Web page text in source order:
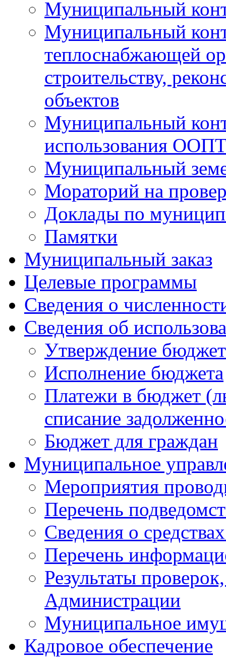
Муниципальный
Муниципальный
теплоснабжающей
строительству,
объектов
Муниципальный
использования
Муниципальный
Мораторий на
Доклады по
Памятки
Муниципальный заказ
Целевые программы
Сведения о
Сведения об
Утверждение
Исполнение бюджета
Платежи в бюджет
списание
Бюджет для граждан
Муниципальное
Мероприятия
Перечень
Сведения о
Перечень
Результаты
Администрации
Муниципальное
Кадровое обеспечение